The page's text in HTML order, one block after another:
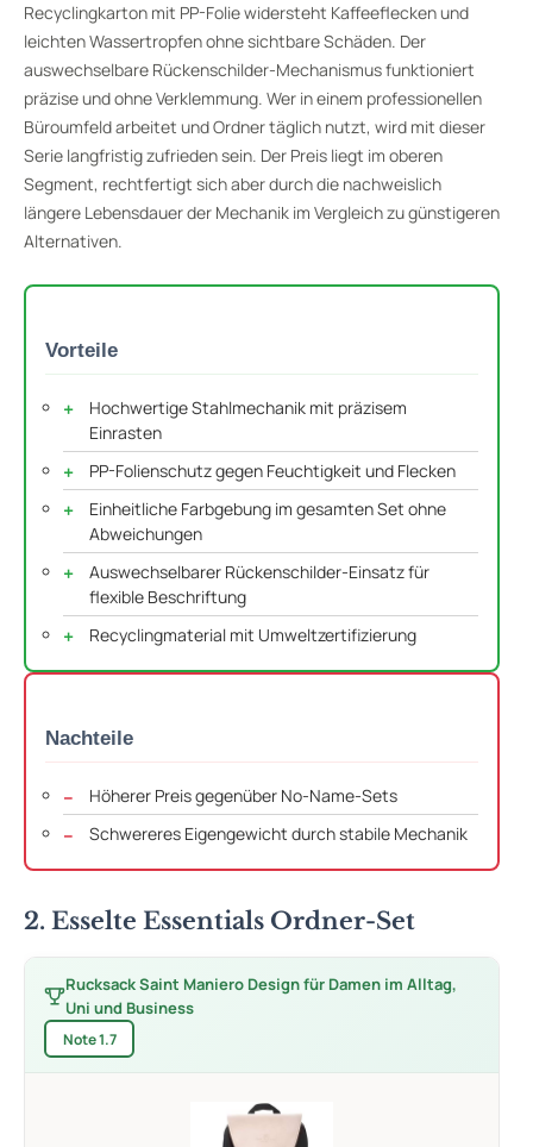
Recyclingkarton mit PP-Folie widersteht Kaffeeflecken und
leichten Wassertropfen ohne sichtbare Schäden. Der
auswechselbare Rückenschilder-Mechanismus funktioniert
präzise und ohne Verklemmung. Wer in einem professionellen
Büroumfeld arbeitet und Ordner täglich nutzt, wird mit dieser
Serie langfristig zufrieden sein. Der Preis liegt im oberen
Segment, rechtfertigt sich aber durch die nachweislich
längere Lebensdauer der Mechanik im Vergleich zu günstigeren
Alternativen.
Vorteile
Hochwertige Stahlmechanik mit präzisem
Einrasten
PP-Folienschutz gegen Feuchtigkeit und Flecken
Einheitliche Farbgebung im gesamten Set ohne
Abweichungen
Auswechselbarer Rückenschilder-Einsatz für
flexible Beschriftung
Recyclingmaterial mit Umweltzertifizierung
Nachteile
Höherer Preis gegenüber No-Name-Sets
Schwereres Eigengewicht durch stabile Mechanik
2. Esselte Essentials Ordner-Set
Rucksack Saint Maniero Design für Damen im Alltag,
Uni und Business
Note 1.7